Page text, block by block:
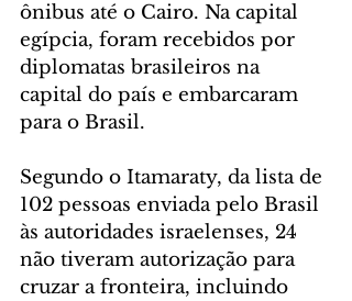
ônibus até o Cairo. Na capital
egípcia, foram recebidos por
diplomatas brasileiros na
capital do país e embarcaram
para o Brasil.
Segundo o Itamaraty, da lista de
102 pessoas enviada pelo Brasil
às autoridades israelenses, 24
não tiveram autorização para
cruzar a fronteira, incluindo